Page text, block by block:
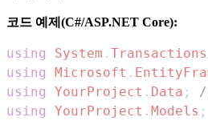
코드 예제(C#/ASP.NET Core):
using System . Transactions
using
Microsoft .
using
YourProject . Data ;
using
YourProject . Models ;